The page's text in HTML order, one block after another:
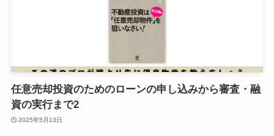
任意売却投資のためのローンの申し込みから審査・融
資の実行まで2
2025年5月13日